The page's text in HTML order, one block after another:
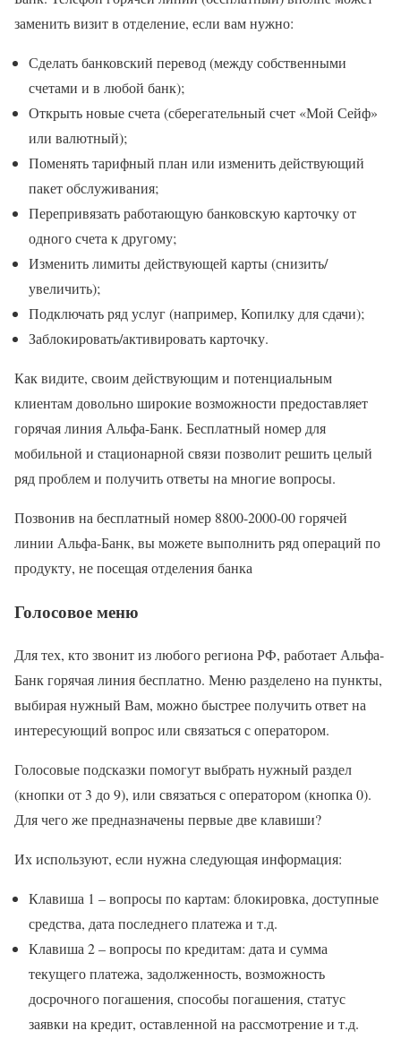
заменить визит в отделение, если вам нужно:
Сделать банковский перевод (между собственными
счетами и в любой банк);
Открыть новые счета (сберегательный счет «Мой Сейф»
или валютный);
Поменять тарифный план или изменить действующий
пакет обслуживания;
Перепривязать работающую банковскую карточку от
одного счета к другому;
Изменить лимиты действующей карты (снизить/
увеличить);
Подключать ряд услуг (например, Копилку для сдачи);
Заблокировать/активировать карточку.
Как видите, своим действующим и потенциальным
клиентам довольно широкие возможности предоставляет
горячая линия Альфа-Банк. Бесплатный номер для
мобильной и стационарной связи позволит решить целый
ряд проблем и получить ответы на многие вопросы.
Позвонив на бесплатный номер 8800-2000-00 горячей
линии Альфа-Банк, вы можете выполнить ряд операций по
продукту, не посещая отделения банка
Голосовое меню
Для тех, кто звонит из любого региона РФ, работает Альфа-
Банк горячая линия бесплатно. Меню разделено на пункты,
выбирая нужный Вам, можно быстрее получить ответ на
интересующий вопрос или связаться с оператором.
Голосовые подсказки помогут выбрать нужный раздел
(кнопки от 3 до 9), или связаться с оператором (кнопка 0).
Для чего же предназначены первые две клавиши?
Их используют, если нужна следующая информация:
Клавиша 1 – вопросы по картам: блокировка, доступные
средства, дата последнего платежа и т.д.
Клавиша 2 – вопросы по кредитам: дата и сумма
текущего платежа, задолженность, возможность
досрочного погашения, способы погашения, статус
заявки на кредит, оставленной на рассмотрение и т.д.